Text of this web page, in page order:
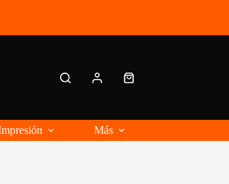
Carro
Más